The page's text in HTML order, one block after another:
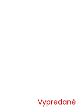
Vypredané